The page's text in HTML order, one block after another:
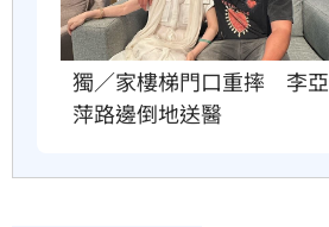
獨／家樓梯門口重摔　李亞
萍路邊倒地送醫